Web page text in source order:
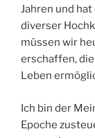
Jahren und
diverser
müssen wir
erschaffen,
Leben
Ich bin der
Epoche